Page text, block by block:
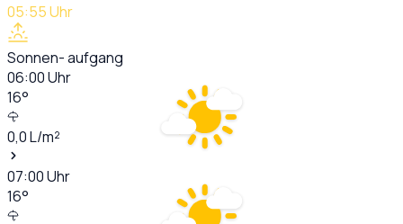
05:55Uhr
Sonnen- aufgang
06:00Uhr
16°
0,0L/m²
07:00Uhr
16°